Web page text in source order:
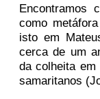
Encontramos
como
isto em
cerca de um
da colheita
samaritanos